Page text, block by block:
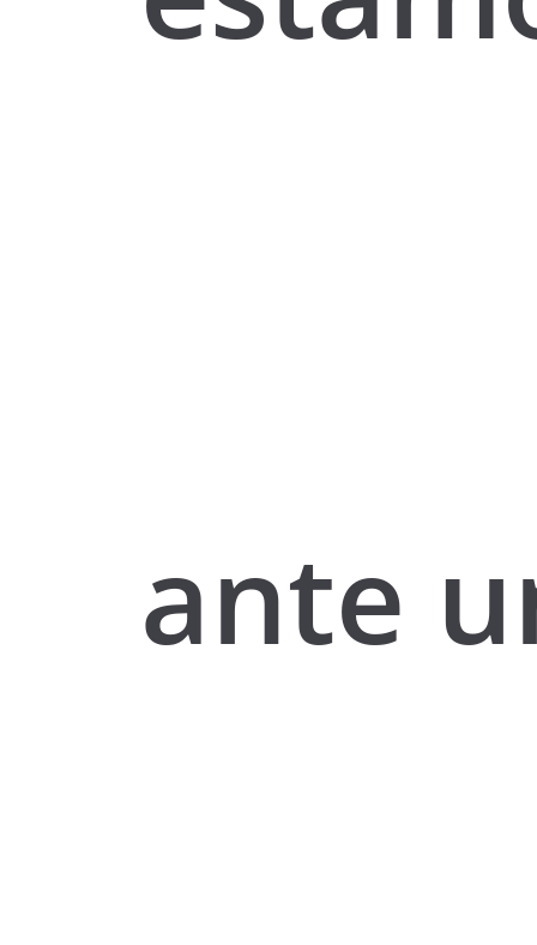
ante